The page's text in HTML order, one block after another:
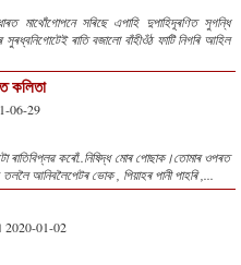
মাথোঁগোপনে সৰিছে এপাহি দুপাহিদূৰণিত সুগন্ধি
সুৰধ্বনিগোটেই ৰাতি বজালো বাঁহীওঁঠ ফাটি নিগৰি আহিল
কলিতা
06-29
ৰাতিবিপ্লৱ কৰোঁ..নিষিদ্ধ মোৰ পোছাক।তোমাৰ ওপৰত
আনিবলৈপেটৰ ভোক , পিয়াহৰ পানী পাহৰি ,...
2020-01-02